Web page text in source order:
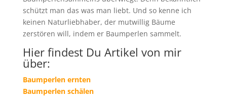
schützt man das was man liebt. Und so kenne ich
keinen Naturliebhaber, der mutwillig Bäume
zerstören will, indem er Baumperlen sammelt.
Hier findest Du Artikel von mir
über:
Baumperlen ernten
Baumperlen schälen